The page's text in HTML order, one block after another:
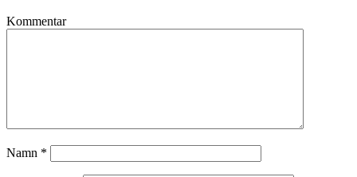
Kommentar
Namn *